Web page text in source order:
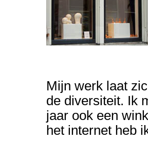
Mijn werk laat
de diversiteit. Ik
jaar ook een
het internet heb